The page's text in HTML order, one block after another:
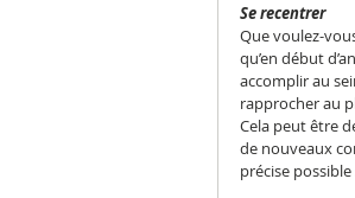
Se recentrer
Que voulez-
qu’en début
accomplir au
rapprocher au
Cela peut être
de nouveaux
précise